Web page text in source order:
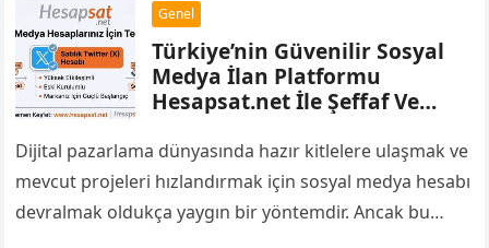
Genel
Türkiye’nin Güvenilir Sosyal
Medya İlan Platformu
Hesapsat.net İle Şeffaf Ve
Dijital pazarlama dünyasında hazır kitlelere ulaşmak ve
mevcut projeleri hızlandırmak için sosyal medya hesabı
devralmak oldukça yaygın bir yöntemdir. Ancak bu